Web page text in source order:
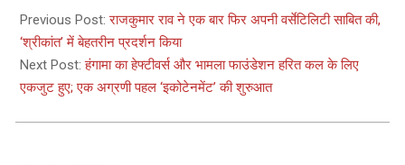
05-
13
Previous Post:राजकुमार राव ने एक बार फिर अपनी वर्सेटिलिटी साबित की,
‘श्रीकांत’ में बेहतरीन प्रदर्शन किया
Next Post:हंगामा का हेफ्टीवर्स और भामला फाउंडेशन हरित कल के लिए
एकजुट हुए; एक अग्रणी पहल ‘इकोटेनमेंट’ की शुरुआत